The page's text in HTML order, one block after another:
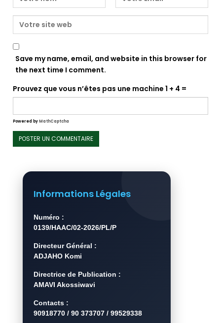
Save my name, email, and website in this browser for
the next time I comment.
Prouvez que vous n’êtes pas une machine 1 + 4 =
Powered byMathCaptcha
Informations Légales
Numéro :
0139/HAAC/02-2026/PL/P
Directeur Général :
ADJAHO Komi
Directrice de Publication :
AMAVI Akossiwavi
Contacts :
90918770 / 90 373707 / 99529338